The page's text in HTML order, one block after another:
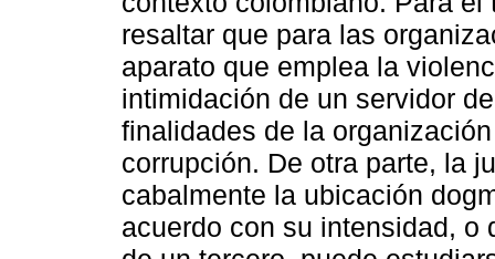
resaltar que para las
aparato que emplea la
intimidación de un servidor
finalidades de la
corrupción. De otra parte, la
cabalmente la ubicación
acuerdo con su intensidad, o